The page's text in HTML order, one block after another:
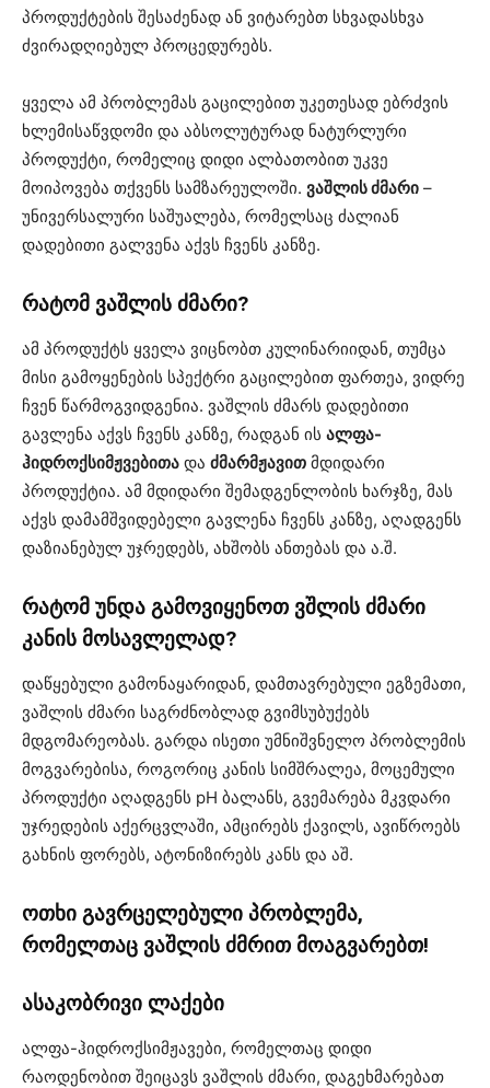
პროდუქტების შესაძენად ან ვიტარებთ სხვადასხვა
ძვირადღიებულ პროცედურებს.
ყველა ამ პრობლემას გაცილებით უკეთესად ებრძვის
ხლემისაწვდომი და აბსოლუტურად ნატურლური
პროდუქტი, რომელიც დიდი ალბათობით უკვე
მოიპოვება თქვენს სამზარეულოში. ვაშლის ძმარი –
უნივერსალური საშუალება, რომელსაც ძალიან
დადებითი გალვენა აქვს ჩვენს კანზე.
რატომ ვაშლის ძმარი?
ამ პროდუქტს ყველა ვიცნობთ კულინარიიდან, თუმცა
მისი გამოყენების სპექტრი გაცილებით ფართეა, ვიდრე
ჩვენ წარმოგვიდგენია. ვაშლის ძმარს დადებითი
გავლენა აქვს ჩვენს კანზე, რადგან ის ალფა-
ჰიდროქსიმჟვებითა და ძმარმჟავით მდიდარი
პროდუქტია. ამ მდიდარი შემადგენლობის ხარჯზე, მას
აქვს დამამშვიდებელი გავლენა ჩვენს კანზე, აღადგენს
დაზიანებულ უჯრედებს, ახშობს ანთებას და ა.შ.
რატომ უნდა გამოვიყენოთ ვშლის ძმარი
კანის მოსავლელად?
დაწყებული გამონაყარიდან, დამთავრებული ეგზემათი,
ვაშლის ძმარი საგრძნობლად გვიმსუბუქებს
მდგომარეობას. გარდა ისეთი უმნიშვნელო პრობლემის
მოგვარებისა, როგორიც კანის სიმშრალეა, მოცემული
პროდუქტი აღადგენს pH ბალანს, გვემარება მკვდარი
უჯრედების აქერცვლაში, ამცირებს ქავილს, ავიწროებს
გახნის ფორებს, ატონიზირებს კანს და აშ.
ოთხი გავრცელებული პრობლემა,
რომელთაც ვაშლის ძმრით მოაგვარებთ!
ასაკობრივი ლაქები
ალფა-ჰიდროქსიმჟავები, რომელთაც დიდი
რაოდენობით შეიცავს ვაშლის ძმარი, დაგეხმარებათ